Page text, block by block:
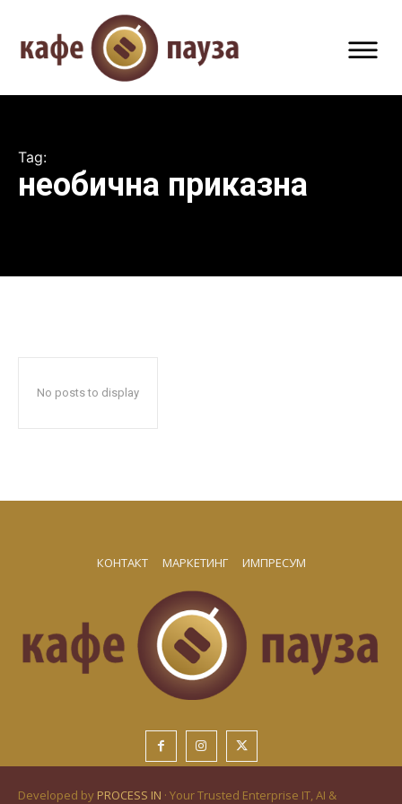
Tag:
необична приказна
No posts to display
КОНТАКТ МАРКЕТИНГ ИМПРЕСУМ
Developed by PROCESS IN · Your Trusted Enterprise IT, AI &